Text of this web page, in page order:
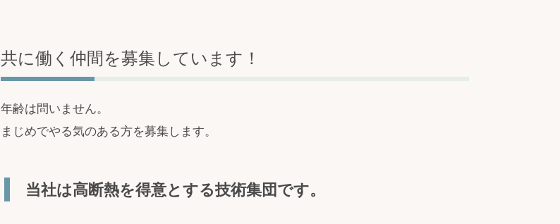
共に働く仲間を募集しています！
年齢は問いません。
まじめでやる気のある方を募集します。
当社は高断熱を得意とする技術集団です。